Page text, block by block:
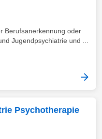
Berufsanerkennung oder
Jugendpsychiatrie und ...
Psychotherapie